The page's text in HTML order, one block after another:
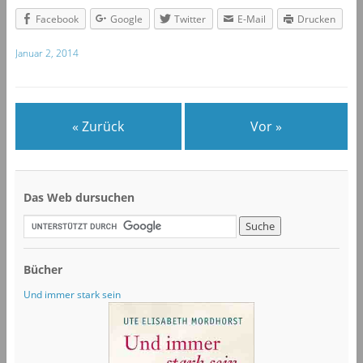
Facebook Google Twitter E-Mail Drucken
Januar 2, 2014
« Zurück Vor »
Das Web dursuchen
Bücher
Und immer stark sein